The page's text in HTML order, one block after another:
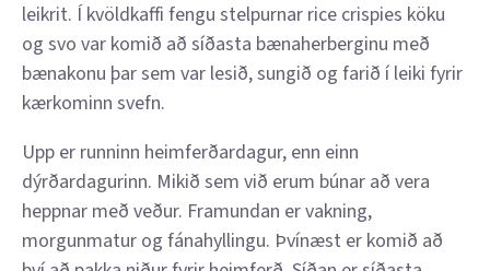
leikrit. Í kvöldkaffi fengu stelpurnar rice crispies köku
og svo var komið að síðasta bænaherberginu með
bænakonu þar sem var lesið, sungið og farið í leiki fyrir
kærkominn svefn.
Upp er runninn heimferðardagur, enn einn
dýrðardagurinn. Mikið sem við erum búnar að vera
heppnar með veður. Framundan er vakning,
morgunmatur og fánahyllingu. Þvínæst er komið að